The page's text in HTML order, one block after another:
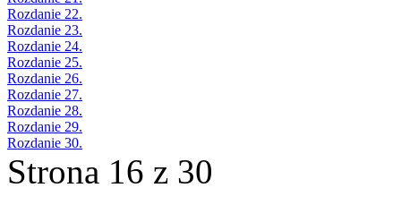
Rozdanie 22.
Rozdanie 23.
Rozdanie 24.
Rozdanie 25.
Rozdanie 26.
Rozdanie 27.
Rozdanie 28.
Rozdanie 29.
Rozdanie 30.
Strona 16 z 30